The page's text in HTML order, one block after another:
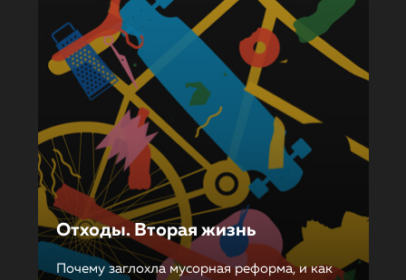
Отходы. Вторая жизнь
Почему заглохла мусорная реформа, и как